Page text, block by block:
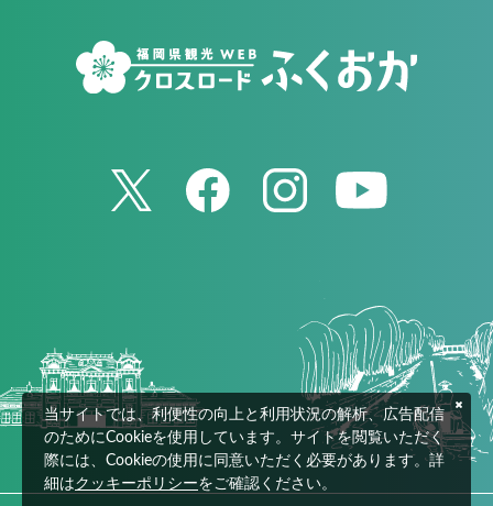
当サイトでは、利便性の向上と利用状況の解析、広告配信
のためにCookieを使用しています。サイトを閲覧いただく
際には、Cookieの使用に同意いただく必要があります。詳
細はクッキーポリシーをご確認ください。